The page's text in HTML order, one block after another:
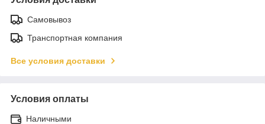
Самовывоз
Транспортная компания
Все условия доставки
Условия оплаты
Наличными